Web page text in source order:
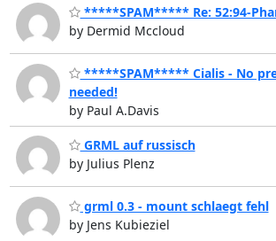
*****SPAM***** Re: 52:94-
by Dermid Mccloud
*****SPAM***** Cialis - No
needed!
by Paul A.Davis
GRML auf russisch
by Julius Plenz
grml 0.3 - mount schlaegt fehl
by Jens Kubieziel